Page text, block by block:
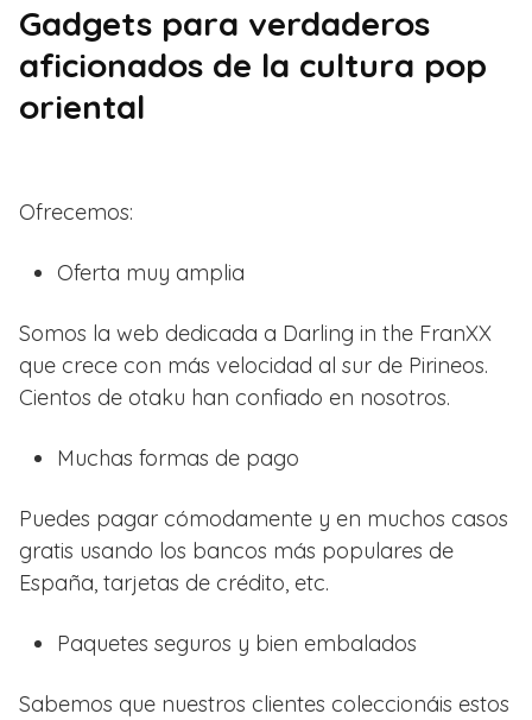
Gadgets para verdaderos
aficionados de la cultura pop
oriental
Ofrecemos:
Oferta muy amplia
Somos la web dedicada a Darling in the FranXX
que crece con más velocidad al sur de Pirineos.
Cientos de otaku han confiado en nosotros.
Muchas formas de pago
Puedes pagar cómodamente y en muchos casos
gratis usando los bancos más populares de
España, tarjetas de crédito, etc.
Paquetes seguros y bien embalados
Sabemos que nuestros clientes coleccionáis estos